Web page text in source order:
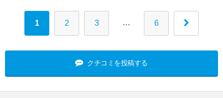
1 2 3 … 6
クチコミを投稿する